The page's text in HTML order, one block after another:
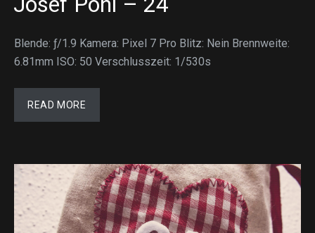
Blende: ƒ/1.9 Kamera: Pixel 7 Pro Blitz: Nein Brennweite:
6.81mm ISO: 50 Verschlusszeit: 1/530s
READ MORE